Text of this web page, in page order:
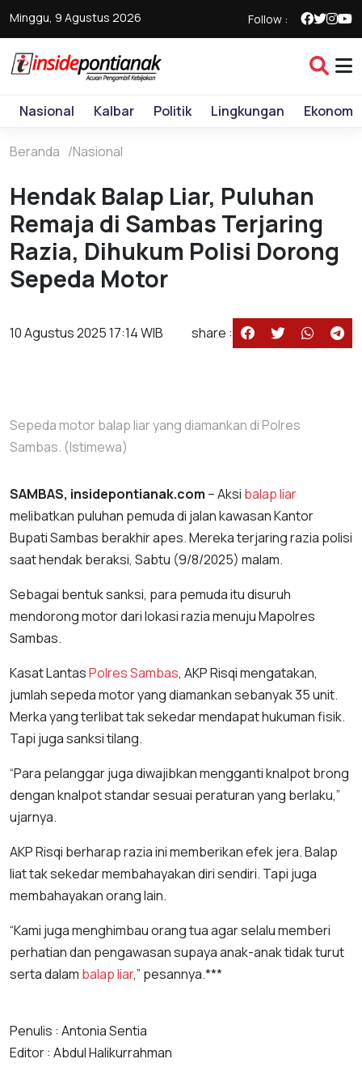
Minggu, 9 Agustus 2026 Follow :
Nasional Kalbar Politik Lingkungan Ekonomi
Beranda Nasional
Hendak Balap Liar, Puluhan
Remaja di Sambas Terjaring
Razia, Dihukum Polisi Dorong
Sepeda Motor
10 Agustus 2025 17:14 WIB share :
Sepeda motor balap liar yang diamankan di Polres
Sambas. (Istimewa)
SAMBAS, insidepontianak.com – Aksi balap liar
melibatkan puluhan pemuda di jalan kawasan Kantor
Bupati Sambas berakhir apes. Mereka terjaring razia polisi
saat hendak beraksi, Sabtu (9/8/2025) malam.
Sebagai bentuk sanksi, para pemuda itu disuruh
mendorong motor dari lokasi razia menuju Mapolres
Sambas.
Kasat LantasPolres Sambas, AKP Risqi mengatakan,
jumlah sepeda motor yang diamankan sebanyak 35 unit.
Merka yang terlibat tak sekedar mendapat hukuman fisik.
Tapi juga sanksi tilang.
“Para pelanggar juga diwajibkan mengganti knalpot brong
dengan knalpot standar sesuai peraturan yang berlaku,”
ujarnya.
AKP Risqi berharap razia ini memberikan efek jera. Balap
liat tak sekedar membahayakan diri sendiri. Tapi juga
membahayakan orang lain.
“Kami juga menghimbau orang tua agar selalu memberi
perhatian dan pengawasan supaya anak-anak tidak turut
serta dalam balap liar,” pesannya.***
Penulis : Antonia Sentia
Editor : Abdul Halikurrahman